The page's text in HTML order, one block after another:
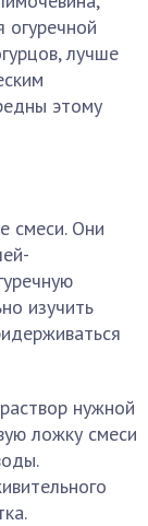
лучше
этому
смеси. Они
изучить
нужной
ложку смеси